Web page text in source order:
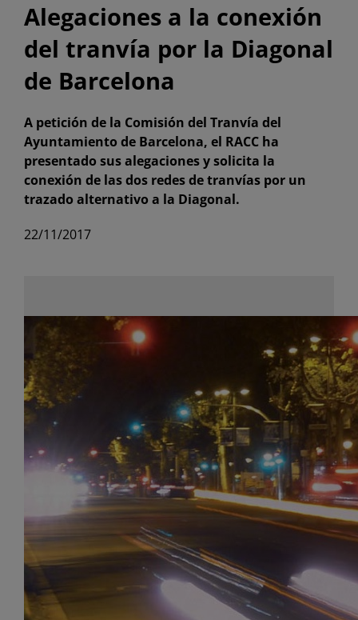
Alegaciones a la conexión
del tranvía por la Diagonal
de Barcelona
A petición de la Comisión del Tranvía del
Ayuntamiento de Barcelona, el RACC ha
presentado sus alegaciones y solicita la
conexión de las dos redes de tranvías por un
trazado alternativo a la Diagonal.
22/11/2017